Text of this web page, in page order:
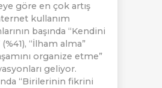
göre en çok artış
kullanım
başında “Kendini
“İlham alma”
organize etme”
geliyor.
“Birilerinin fikrini